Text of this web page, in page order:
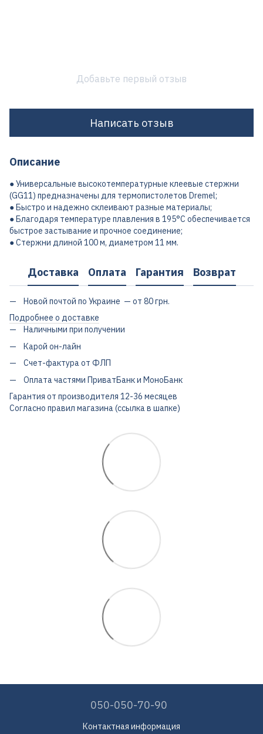
Добавьте первый отзыв
Написать отзыв
Описание
● Универсальные высокотемпературные клеевые стержни
(GG11) предназначены для термопистолетов Dremel;
● Быстро и надежно склеивают разные материалы;
● Благодаря температуре плавления в 195°С обеспечивается
быстрое застывание и прочное соединение;
● Стержни длиной 100 м, диаметром 11 мм.
Доставка Оплата Гарантия Возврат
Новой почтой по Украине — от 80 грн.
Подробнее о доставке
Наличными при получении
Карой он-лайн
Счет-фактура от ФЛП
Оплата частями ПриватБанк и МоноБанк
Гарантия от производителя 12-36 месяцев
Согласно правил магазина (ссылка в шапке)
050-050-70-90
Контактная информация